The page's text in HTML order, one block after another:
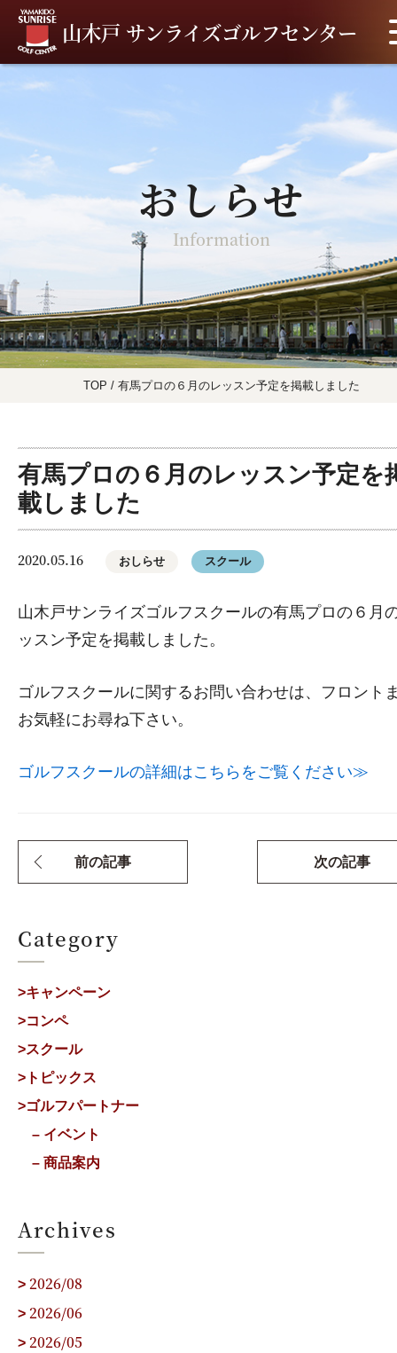
山木戸 サンライズゴルフセンター
おしらせ
Information
TOP / 有馬プロの６月のレッスン予定を掲載しました
有馬プロの６月のレッスン予定を
載しました
2020.05.16 おしらせ スクール
山木戸サンライズゴルフスクールの有馬プロの６月
ッスン予定を掲載しました。
ゴルフスクールに関するお問い合わせは、フロント
お気軽にお尋ね下さい。
ゴルフスクールの詳細はこちらをご覧ください≫
前の記事 次の記事
Category
>キャンペーン
>コンペ
>スクール
>トピックス
>ゴルフパートナー
– イベント
– 商品案内
Archives
> 2026/08
> 2026/06
> 2026/05